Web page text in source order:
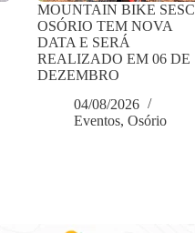
MOUNTAIN BIKE SESC
OSÓRIO TEM NOVA
DATA E SERÁ
REALIZADO EM 06 DE
DEZEMBRO
04/08/2026
Eventos,Osório